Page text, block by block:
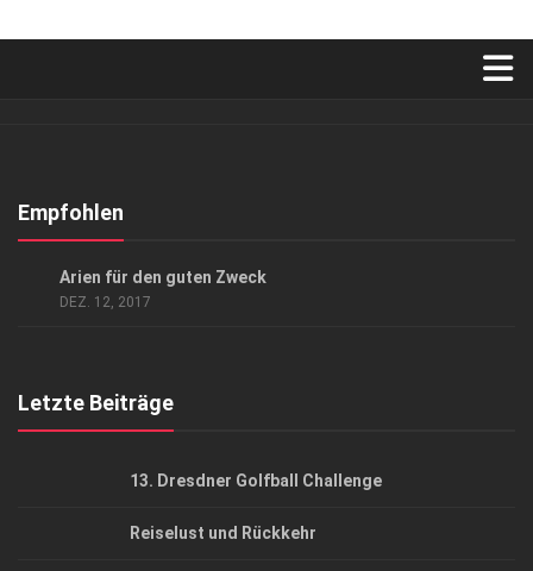
Kontakt, Impressum
Empfohlen
Arien für den guten Zweck
DEZ. 12, 2017
Letzte Beiträge
13. Dresdner Golfball Challenge
Reiselust und Rückkehr